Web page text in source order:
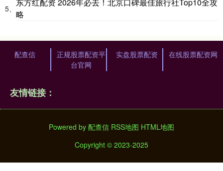
5、
东方红配资 2026年必去！北京口碑最佳旅行社Top10全攻
略
配查信
正规股票配资平
台官网
实盘股票配资 在线股票配资网
友情链接：
Powered by 配查信 RSS地图 HTML地图
Copyright © 2023-2025